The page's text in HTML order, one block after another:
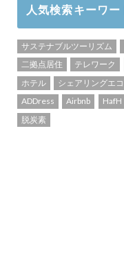
人気検索キーワー
サステナブルツーリズム
二拠点居住
テレワーク
ホテル
シェアリングエ
ADDress
Airbnb HafH
脱炭素